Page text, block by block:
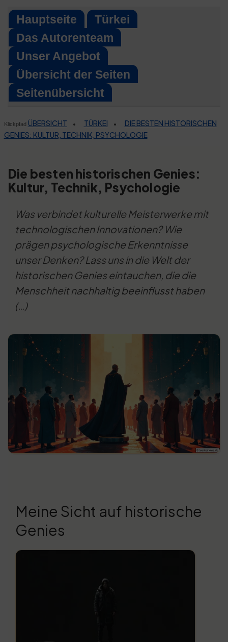
Skip
content
Hauptseite
Türkei
Das Autorenteam
Unser Angebot
Übersicht der Seiten
Seitenübersicht
Klickpfad ÜBERSICHT • TÜRKEI •
DIE BESTEN HISTORISCHEN
GENIES: KULTUR, TECHNIK, PSYCHOLOGIE
Die besten historischen Genies:
Kultur, Technik, Psychologie
Was verbindet kulturelle Meisterwerke mit
technologischen Innovationen? Wie
prägen psychologische Erkenntnisse
unser Denken? Lass uns in die Welt der
historischen Genies eintauchen, die die
Menschheit nachhaltig beeinflusst haben
(…)
Meine Sicht auf historische
Genies